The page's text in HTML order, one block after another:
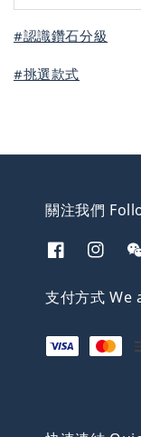
#認識鑽石分級
#挑選款式
關注我們
支付方式 We